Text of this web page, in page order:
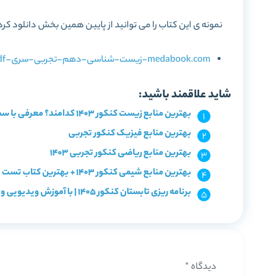
نمونه ی این کتاب را می توانید از پایین همین بخش دانلود
medabook.com-زیست-شناسی-دهم-تجربی-سری-iQ.pdf
شاید علاقمند باشید:
بهترین منابع زیست کنکور 1403 کدامند؟ معرفی با سطح بندی
بهترین منابع فیزیک کنکور تجربی
بهترین منابع ریاضی کنکور تجربی 1403
بهترین منابع شیمی کنکور 1403 + بهترین کتاب تست شیمی
برنامه ریزی تابستان کنکور 1405 | با آموزش ویدیویی و آزمون!
دیدگاه *